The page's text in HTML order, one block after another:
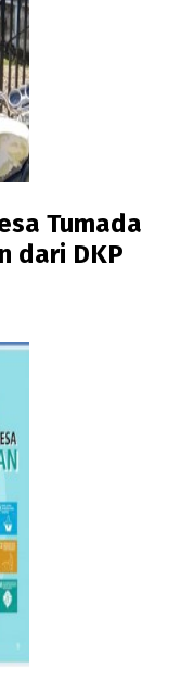
Tumada
dari DKP